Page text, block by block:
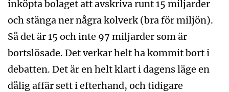
inköpta bolaget att avskriva runt 15 miljarder
och stänga ner några kolverk (bra för miljön).
Så det är 15 och inte 97 miljarder som är
bortslösade. Det verkar helt ha kommit bort i
debatten. Det är en helt klart i dagens läge en
dålig affär sett i efterhand, och tidigare